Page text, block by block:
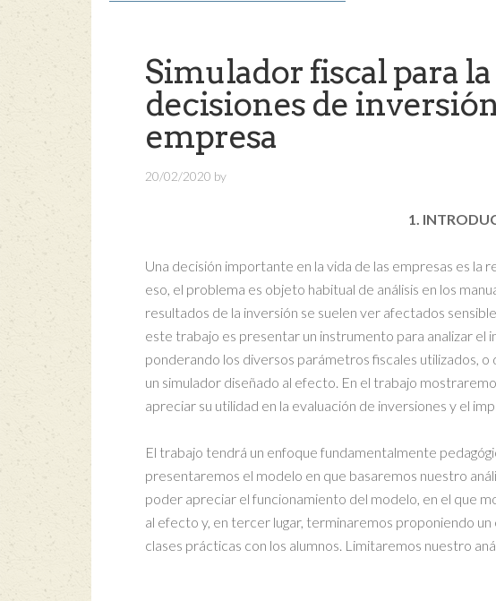
Simulador fiscal para
decisiones de
empresa
20/02/2020 by
1.
Una decisión importante en la vida de las empresas es la
eso, el problema es objeto habitual de análisis en los
resultados de la inversión se suelen ver afectados
este trabajo es presentar un instrumento para analizar el
ponderando los diversos parámetros fiscales utilizados, o
un simulador diseñado al efecto. En el trabajo
apreciar su utilidad en la evaluación de inversiones y el
El trabajo tendrá un enfoque fundamentalmente
presentaremos el modelo en que basaremos nuestro
poder apreciar el funcionamiento del modelo, en el que
al efecto y, en tercer lugar, terminaremos proponiendo
clases prácticas con los alumnos. Limitaremos nuestro